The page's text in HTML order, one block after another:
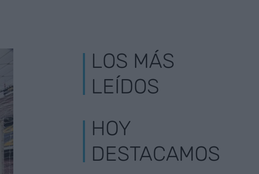
LOS MÁS
LEÍDOS
HOY
DESTACAMOS